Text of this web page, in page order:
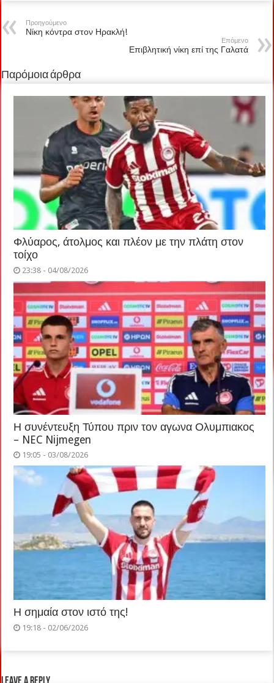
Προηγούμενο
Νίκη κόντρα στον Ηρακλή!
Επόμενο
Επιβλητική νίκη επί της Γαλατά
Παρόμοια άρθρα
Φλύαρος, άτολμος και πλέον με την πλάτη στον
τοίχο
23:38 - 04/08/2026
Η συνέντευξη Τύπου πριν τον αγωνα Ολυμπιακος
– NEC Nijmegen
19:05 - 03/08/2026
Η σημαία στον ιστό της!
19:18 - 02/06/2026